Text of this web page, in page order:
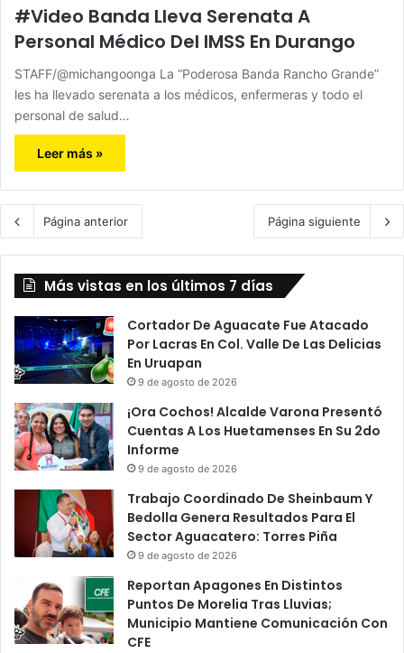
#Video Banda Lleva Serenata A
Personal Médico Del IMSS En Durango
STAFF/@michangoonga La “Poderosa Banda Rancho Grande”
les ha llevado serenata a los médicos, enfermeras y todo el
personal de salud…
Leer más »
Página anterior Página siguiente
Más vistas en los últimos 7 días
Cortador De Aguacate Fue Atacado
Por Lacras En Col. Valle De Las Delicias
En Uruapan
9 de agosto de 2026
¡Ora Cochos! Alcalde Varona Presentó
Cuentas A Los Huetamenses En Su 2do
Informe
9 de agosto de 2026
Trabajo Coordinado De Sheinbaum Y
Bedolla Genera Resultados Para El
Sector Aguacatero: Torres Piña
9 de agosto de 2026
Reportan Apagones En Distintos
Puntos De Morelia Tras Lluvias;
Municipio Mantiene Comunicación Con
CFE